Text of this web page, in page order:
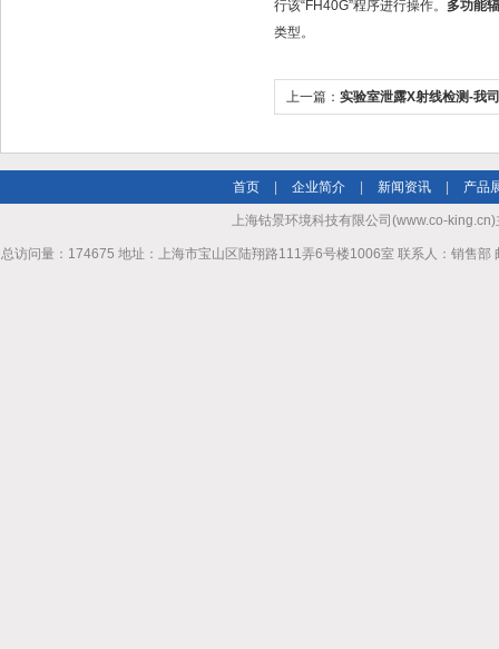
行该“FH40G”程序进行操作。 多功能
类型。
上一篇： 实验室泄露X射线检测-我
首页 企业简介 新闻资讯 产品
上海钴景环境科技有限公司(www.co-king.cn)
总访问量：174675 地址：上海市宝山区陆翔路111弄6号楼1006室 联系人：销售